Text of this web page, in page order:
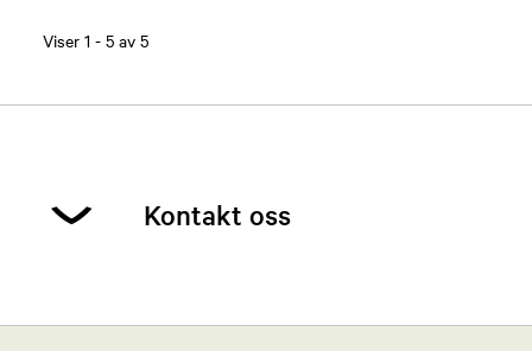
Viser 1 - 5 av 5
Kontakt oss